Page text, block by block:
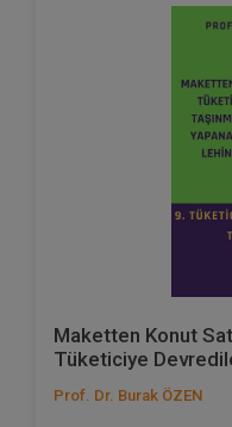
Maketten Konut
Tüketiciye
Prof. Dr. Burak ÖZEN